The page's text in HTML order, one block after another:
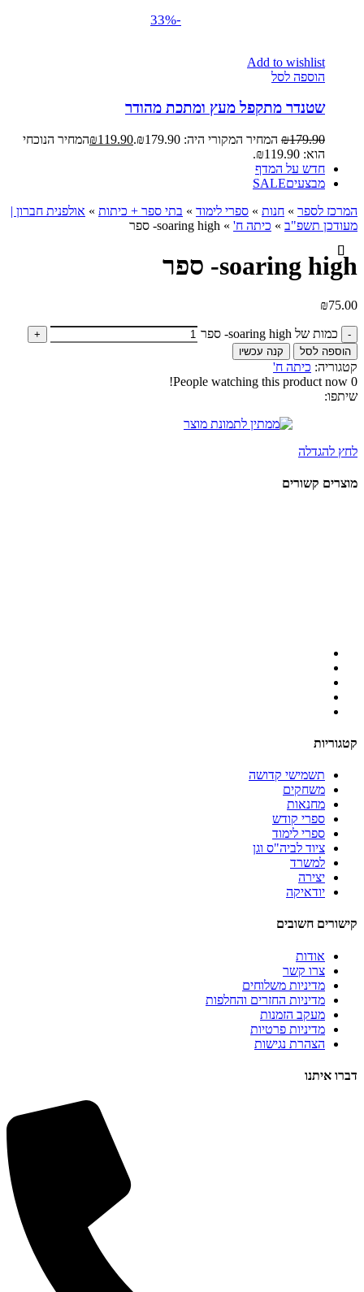
-33%
Add to wishlist
הוספה לסל
שטנדר מתקפל מעץ ומתכת מהודר
₪179.90 המחיר המקורי היה: ₪179.90. ₪119.90
המחיר הנוכחי
הוא: ₪119.90.
חדש על המדף
מבצעיםSALE
המרכז לספר » חנות » ספרי לימוד » בתי ספר + כיתות » אולפנית חברון |
מעודכן תשפ"ב » כיתה ח' » soaring high- ספר
soaring high- ספר
₪75.00
כמות של soaring high- ספר
הוספה לסל קנה עכשיו
קטגוריה: כיתה ח'
0
People watching this product now!
שיתפו:
לחץ להגדלה
מוצרים קשורים
קטגוריות
תשמישי קדושה
משחקים
מחנאות
ספרי קודש
ספרי לימוד
ציוד לביה"ס וגן
למשרד
יצירה
יודאיקה
קישורים חשובים
אודות
צרו קשר
מדיניות משלוחים
מדיניות החזרים והחלפות
מעקב הזמנות
מדיניות פרטיות
הצהרת נגישות
דברו איתנו